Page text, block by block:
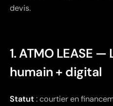
devis.
1. ATMO LEASE
humain + digital
Statut: courtier en